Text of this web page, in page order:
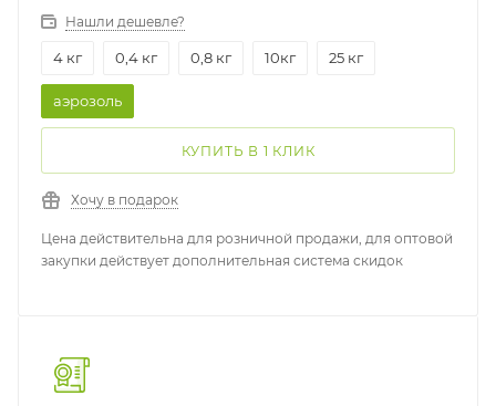
Нашли дешевле?
4 кг 0,4 кг 0,8 кг 10кг 25 кг
аэрозоль
КУПИТЬ В 1 КЛИК
Хочу в подарок
Цена действительна для розничной продажи, для оптовой
закупки действует дополнительная система скидок